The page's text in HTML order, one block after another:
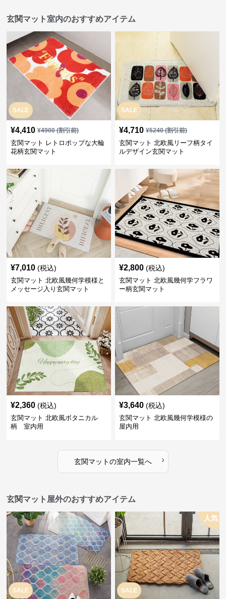
玄関マット室内のおすすめアイテム
SALE
¥4,410 ¥4900(割引前)
玄関マット レトロポップな大輪
花柄玄関マット
SALE
¥4,710 ¥5240(割引前)
玄関マット 北欧風リーフ柄タイ
ルデザイン玄関マット
¥7,010 (税込)
玄関マット 北欧風幾何学模様と
メッセージ入り玄関マット
¥2,800 (税込)
玄関マット 北欧風幾何学フラワ
ー柄玄関マット
¥2,360 (税込)
玄関マット 北欧風ボタニカル
柄 室内用
¥3,640 (税込)
玄関マット 北欧風幾何学模様の
屋内用
玄関マットの室内一覧へ ›
玄関マット屋外のおすすめアイテム
SALE SALE
人気